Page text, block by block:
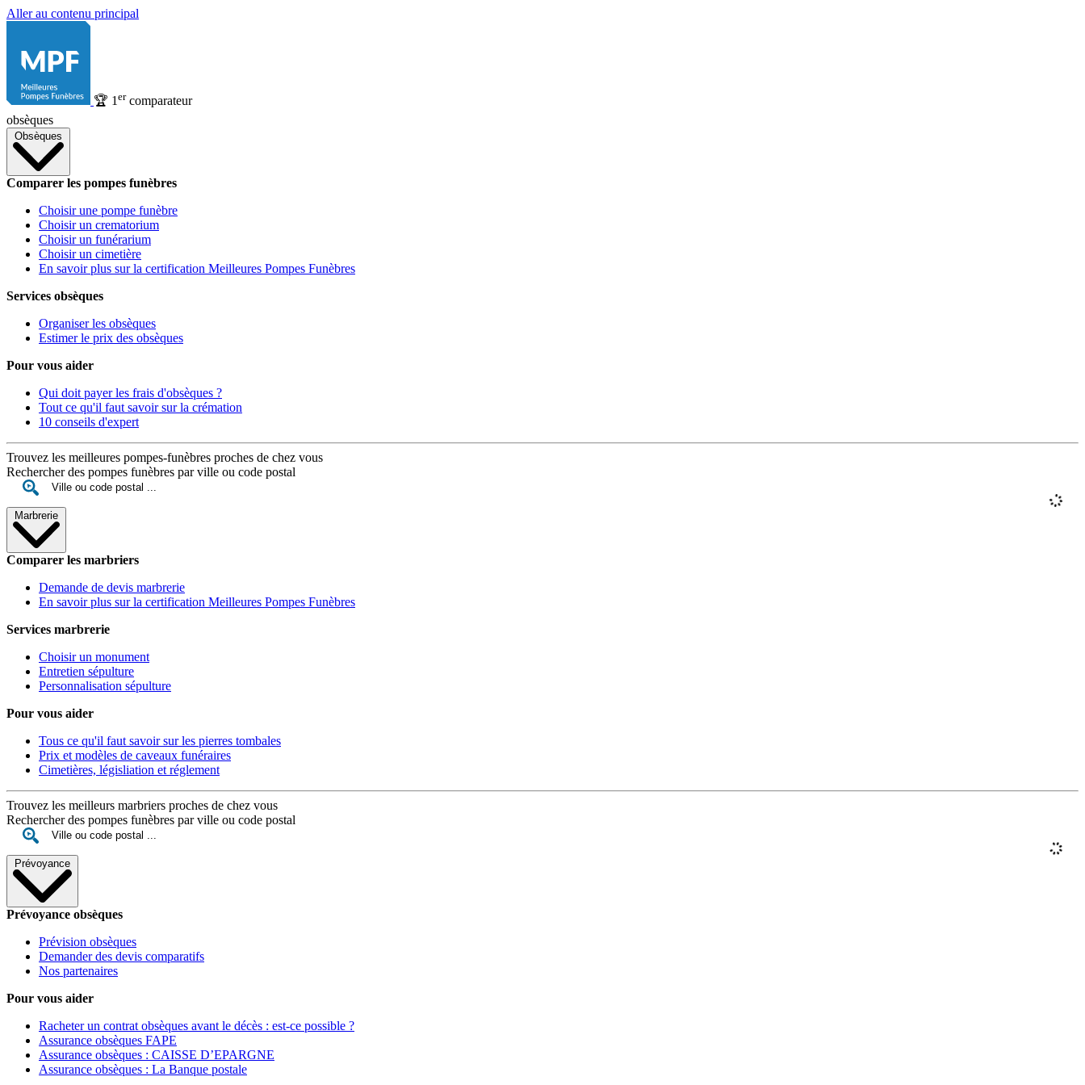
Aller au contenu principal
🏆 1 ercomparateur
obsèques
Obsèques
Comparer les pompes funèbres
Choisir une pompe funèbre
Choisir un crematorium
Choisir un funérarium
Choisir un cimetière
En savoir plus sur la certification Meilleures Pompes Funèbres
Services obsèques
Organiser les obsèques
Estimer le prix des obsèques
Pour vous aider
Qui doit payer les frais d'obsèques ?
Tout ce qu'il faut savoir sur la crémation
10 conseils d'expert
Trouvez les meilleures pompes-funèbres proches de chez vous
Rechercher des pompes funèbres par ville ou code postal
Marbrerie
Comparer les marbriers
Demande de devis marbrerie
En savoir plus sur la certification Meilleures Pompes Funèbres
Services marbrerie
Choisir un monument
Entretien sépulture
Personnalisation sépulture
Pour vous aider
Tous ce qu'il faut savoir sur les pierres tombales
Prix et modèles de caveaux funéraires
Cimetières, législiation et réglement
Trouvez les meilleurs marbriers proches de chez vous
Rechercher des pompes funèbres par ville ou code postal
Prévoyance
Prévoyance obsèques
Prévision obsèques
Demander des devis comparatifs
Nos partenaires
Pour vous aider
Racheter un contrat obsèques avant le décès : est-ce possible ?
Assurance obsèques FAPE
Assurance obsèques : CAISSE D’EPARGNE
Assurance obsèques : La Banque postale